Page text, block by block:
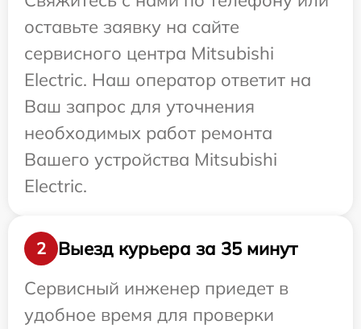
оставьте заявку на сайте
сервисного центра Mitsubishi
Electric. Наш оператор ответит на
Ваш запрос для уточнения
необходимых работ ремонта
Вашего устройства Mitsubishi
Electric.
2
Выезд курьера за 35 минут
Сервисный инженер приедет в
удобное время для проверки